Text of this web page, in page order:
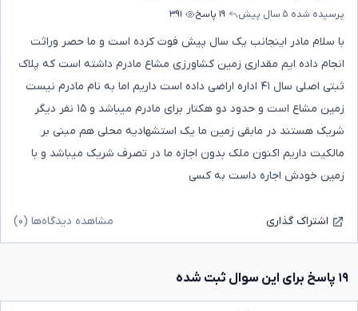
پرسیده شده ۵ سال پیش ۱۹ پاسخ ۳۹۱
با سلام مادر اینجانب یک سال پیش فوت کرده است و ما حصر وراثت
انجام داده ایم مقداری زمین کشاورزی مشاع مادرم داشته است که پلاک
ثبتی اصلی سال ۴۱ اداره اراضی داده است داریم اما به نام مادرم نیست
زمین مشاع است و حدود دو هکتار برای مادرم میباشد و ۱۵ نفر دیگر
شریک هستند در مابقی زمین ما یک استشهادیه محلی هم مبنی بر
مالکیت داریم اکنون ملک بدون اجازه ما در تصرف شریک میباشد و با
زمین خودش اجاره داست به کسی
اشتراک گذاری مشاهده دیدگاه‌ها (۰)
۱۹ پاسخ برای این سوال ثبت شده